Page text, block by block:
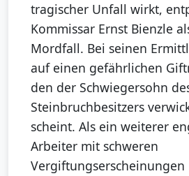
tragischer Unfall wirkt,
Kommissar Ernst Bienzle
Mordfall. Bei seinen
auf einen gefährlichen
den der Schwiegersohn
Steinbruchbesitzers
scheint. Als ein weiterer
Arbeiter mit schweren
Vergiftungserscheinungen